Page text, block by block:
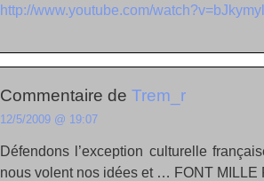
http://www.youtube.com/
Commentaire de Trem_r
12/5/2009 @ 19:07
Défendons l’exception culturelle
nous volent nos idées et … FONT MILLE